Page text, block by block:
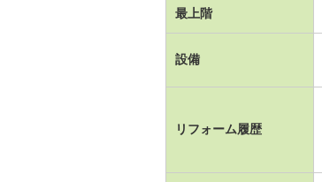
最上階
設備
リフォーム履歴